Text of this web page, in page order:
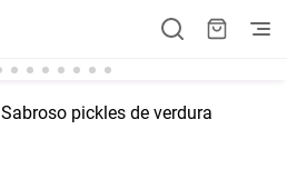
Sabroso pickles de verdura